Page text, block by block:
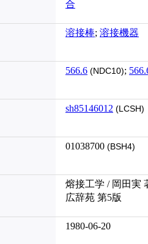
合
溶接棒; 溶接機器
566.6 (NDC10);
sh85146012 (LCSH)
01038700 (BSH4)
熔接工学 / 岡田実
広辞苑 第5版
1980-06-20